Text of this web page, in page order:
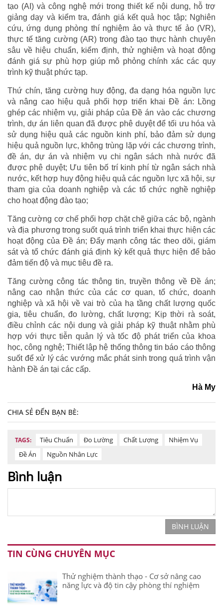
tạo (AI) và công nghệ mới trong thiết kế nội dung, hỗ trợ
giảng dạy và kiểm tra, đánh giá kết quả học tập; Nghiên
cứu, ứng dụng phòng thí nghiệm ảo và thực tế ảo (VR),
thực tế tăng cường (AR) trong đào tạo thực hành chuyên
sâu về hiệu chuẩn, kiểm định, thử nghiệm và hoạt động
đánh giá sự phù hợp giúp mô phỏng chính xác các quy
trình kỹ thuật phức tạp.
Thứ chín, tăng cường huy động, đa dạng hóa nguồn lực
và nâng cao hiệu quả phối hợp triển khai Đề án: Lồng
ghép các nhiệm vụ, giải pháp của Đề án vào các chương
trình, dự án liên quan đã được phê duyệt để tối ưu hóa và
sử dụng hiệu quả các nguồn kinh phí, bảo đảm sử dụng
hiệu quả nguồn lực, không trùng lặp với các chương trình,
đề án, dự án và nhiệm vụ chi ngân sách nhà nước đã
được phê duyệt; Ưu tiên bố trí kinh phí từ ngân sách nhà
nước, kết hợp huy động hiệu quả các nguồn lực xã hội, sự
tham gia của doanh nghiệp và các tổ chức nghề nghiệp
cho hoạt động đào tạo;
Tăng cường cơ chế phối hợp chặt chẽ giữa các bộ, ngành
và địa phương trong suốt quá trình triển khai thực hiện các
hoạt động của Đề án; Đẩy mạnh công tác theo dõi, giám
sát và tổ chức đánh giá định kỳ kết quả thực hiện để bảo
đảm tiến độ và mục tiêu đề ra.
Tăng cường công tác thông tin, truyền thông về Đề án;
nâng cao nhận thức của các cơ quan, tổ chức, doanh
nghiệp và xã hội về vai trò của hạ tầng chất lượng quốc
gia, tiêu chuẩn, đo lường, chất lượng; Kịp thời rà soát,
điều chỉnh các nội dung và giải pháp kỹ thuật nhằm phù
hợp với thực tiễn quản lý và tốc độ phát triển của khoa
học, công nghệ; Thiết lập hệ thống thông tin báo cáo thông
suốt để xử lý các vướng mắc phát sinh trong quá trình vận
hành Đề án tại các cấp.
Hà My
CHIA SẺ ĐẾN BẠN BÈ:
TAGS: Tiêu Chuẩn Đo Lường Chất Lượng
Nhiệm Vụ
Đề Án
Nguồn Nhân Lực
Bình luận
BÌNH LUẬN
TIN CÙNG CHUYÊN MỤC
Thử nghiệm thành thạo - Cơ sở nâng cao
năng lực và độ tin cậy phòng thí nghiệm